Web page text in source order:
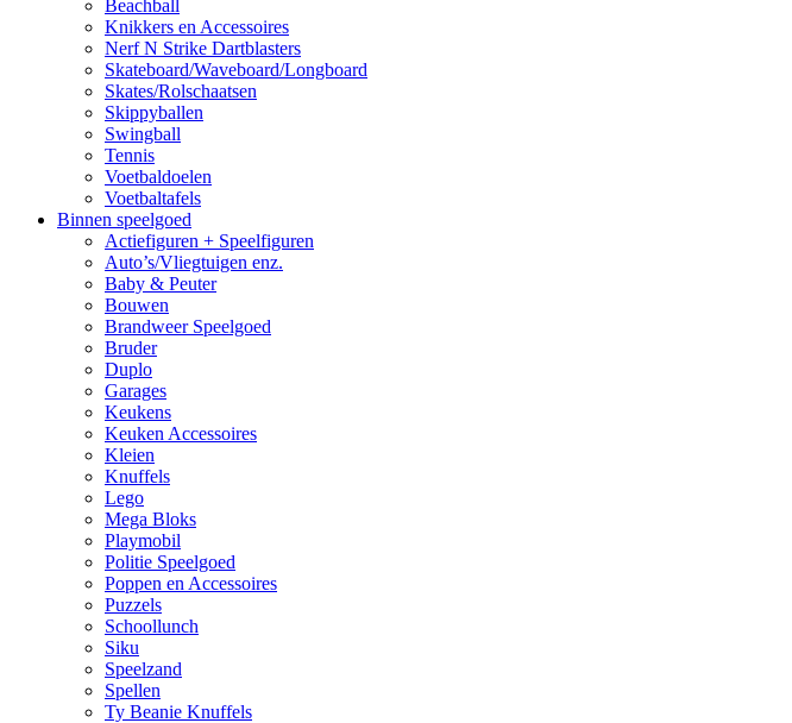
Beachball
Knikkers en Accessoires
Nerf N Strike Dartblasters
Skateboard/Waveboard/Longboard
Skates/Rolschaatsen
Skippyballen
Swingball
Tennis
Voetbaldoelen
Voetbaltafels
Binnen speelgoed
Actiefiguren + Speelfiguren
Auto’s/Vliegtuigen enz.
Baby & Peuter
Bouwen
Brandweer Speelgoed
Bruder
Duplo
Garages
Keukens
Keuken Accessoires
Kleien
Knuffels
Lego
Mega Bloks
Playmobil
Politie Speelgoed
Poppen en Accessoires
Puzzels
Schoollunch
Siku
Speelzand
Spellen
Ty Beanie Knuffels